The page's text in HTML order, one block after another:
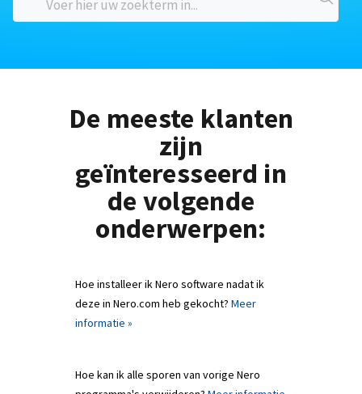
De meeste klanten
zijn
geïnteresseerd in
de volgende
onderwerpen:
Hoe installeer ik Nero software nadat ik
deze in Nero.com heb gekocht? Meer
informatie »
Hoe kan ik alle sporen van vorige Nero